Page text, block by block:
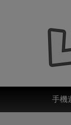
手機